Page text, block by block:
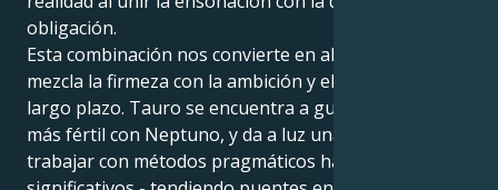
obligación.
Esta combinación nos convierte en alguien que
mezcla la firmeza con la ambición y el pensamiento a
largo plazo. Tauro se encuentra a gusto siendo el
más fértil con Neptuno, y da a luz una habilidad para
trabajar con métodos pragmáticos hacia resultados